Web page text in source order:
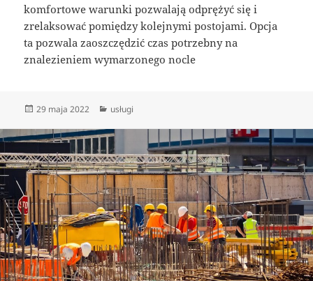
komfortowe warunki pozwalają odprężyć się i
zrelaksować pomiędzy kolejnymi postojami. Opcja
ta pozwala zaoszczędzić czas potrzebny na
znalezieniem wymarzonego nocle
Data
29 maja 2022 Kategorie
usługi